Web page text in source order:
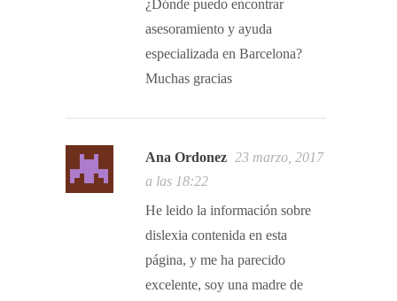
¿Dónde puedo encontrar
asesoramiento y ayuda
especializada en Barcelona?
Muchas gracias
Ana Ordonez 23 marzo, 2017
a las 18:22
He leido la información sobre
dislexia contenida en esta
página, y me ha parecido
excelente, soy una madre de